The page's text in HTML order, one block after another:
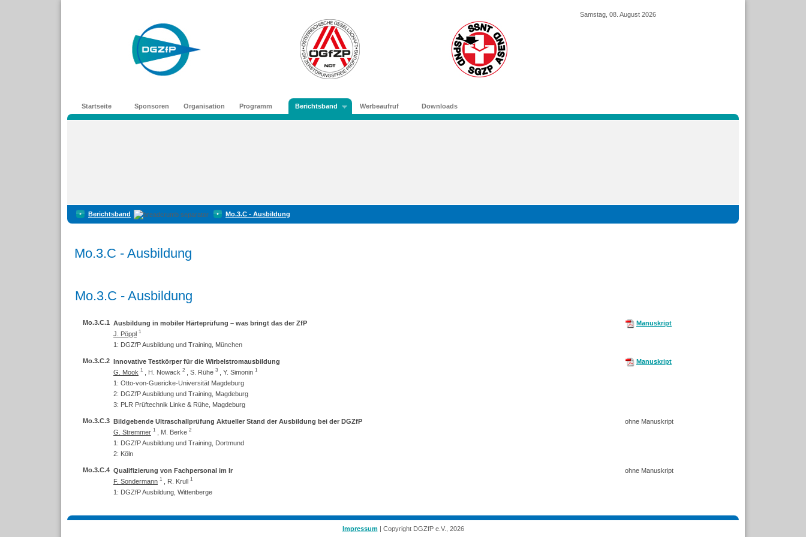
Samstag, 08. August 2026
Startseite Sponsoren Organisation Programm Berichtsband Werbeaufruf Downloads
Berichtsband Mo.3.C - Ausbildung
Mo.3.C - Ausbildung
Mo.3.C - Ausbildung
Mo.3.C.1 Ausbildung in mobiler Härteprüfung – was bringt das der ZfP
J. Pöppl 1
1: DGZfP Ausbildung und Training, München
Manuskript
Mo.3.C.2 Innovative Testkörper für die Wirbelstromausbildung
G. Mook 1 H. Nowack 2 S. Rühe 3 Y. Simonin 1
1: Otto-von-Guericke-Universität Magdeburg
2: DGZfP Ausbildung und Training, Magdeburg
3: PLR Prüftechnik Linke & Rühe, Magdeburg
Manuskript
Mo.3.C.3 Bildgebende Ultraschallprüfung Aktueller Stand der Ausbildung bei der DGZfP
G. Stremmer 1 M. Berke 2
1: DGZfP Ausbildung und Training, Dortmund
2: Köln
ohne Manuskript
Mo.3.C.4 Qualifizierung von Fachpersonal im Ir
F. Sondermann 1 R. Krull 1
1: DGZfP Ausbildung, Wittenberge
ohne Manuskript
Impressum| Copyright DGZfP e.V., 2026